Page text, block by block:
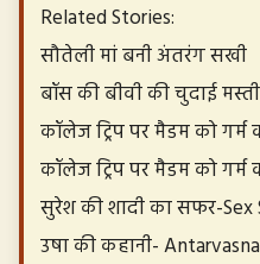
Related Stories:
सौतेली मां बनी अंतरंग सखी
बॉस की बीवी की चुदाई
कॉलेज ट्रिप पर मैडम को
कॉलेज ट्रिप पर मैडम को
सुरेश की शादी का सफर-Sex
उषा की कहानी-